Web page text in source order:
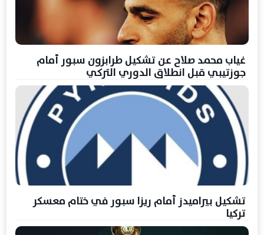
غياب محمد صلاح عن تشكيل طرابزون سبور أمام
جوزتيبي قبل انطلاق الدوري التركي
تشكيل بيراميدز أمام ريزا سبور في ختام معسكر
تركيا